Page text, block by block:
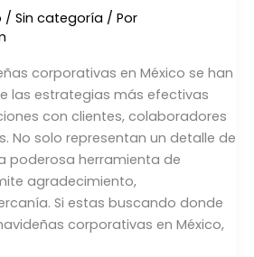
/ Sin categoría / Por
corporativas en México se han
las estrategias más efectivas
con clientes, colaboradores
No solo representan un detalle de
poderosa herramienta de
agradecimiento,
Si estas buscando donde
corporativas en México,